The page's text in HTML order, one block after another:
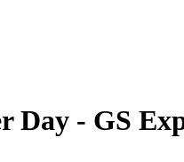
Day - GS